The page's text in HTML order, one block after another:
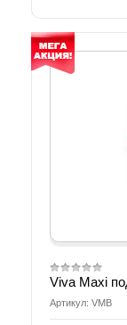
Viva Maxi
Артикул: VMB